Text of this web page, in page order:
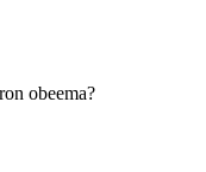
obeema?